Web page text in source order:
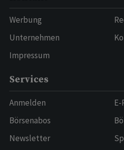
Werbung
Unternehmen
Impressum
Services
Anmelden
Börsenabos
Newsletter